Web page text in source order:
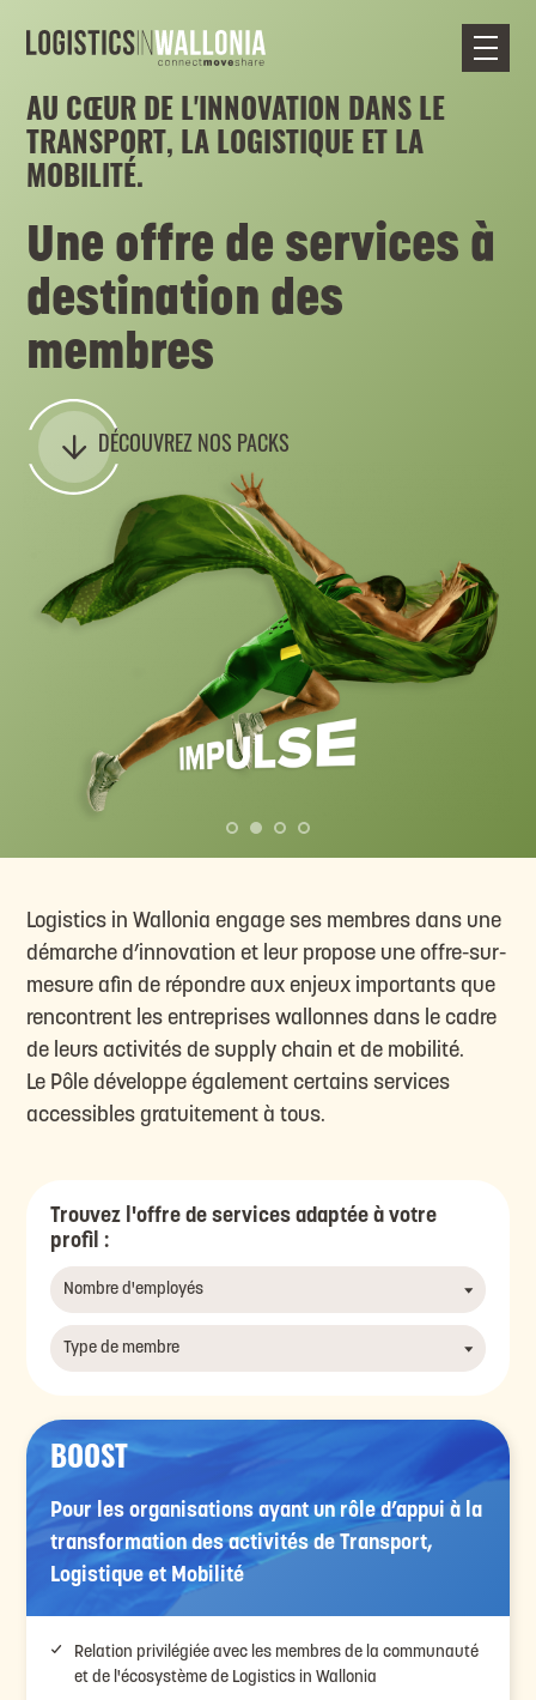
AU CŒUR DE L'INNOVATION DANS LE
TRANSPORT, LA LOGISTIQUE ET LA
MOBILITÉ.
Une offre de services à
destination des
membres
DÉCOUVREZ NOS PACKS
Logistics in Wallonia engage ses membres dans une
démarche d’innovation et leur propose une offre-sur-
mesure afin de répondre aux enjeux importants que
rencontrent les entreprises wallonnes dans le cadre
de leurs activités de supply chain et de mobilité.
Le Pôle développe également certains services
accessibles gratuitement à tous.
Trouvez l'offre de services adaptée à votre
profil :
BOOST
Pour les organisations ayant un rôle d’appui à la
transformation des activités de Transport,
Logistique et Mobilité
Relation privilégiée avec les membres de la communauté
et de l'écosystème de Logistics in Wallonia